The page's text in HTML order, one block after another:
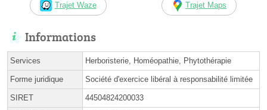
Trajet Waze Trajet Maps
Informations
Services Herboristerie, Homéopathie, Phytothérapie
Forme juridique Société d'exercice libéral à responsabilité limitée
SIRET 44504824200033